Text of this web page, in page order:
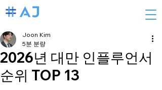
2026년 대만 인플루언서
순위 TOP 13
Joon Kim
5분 분량